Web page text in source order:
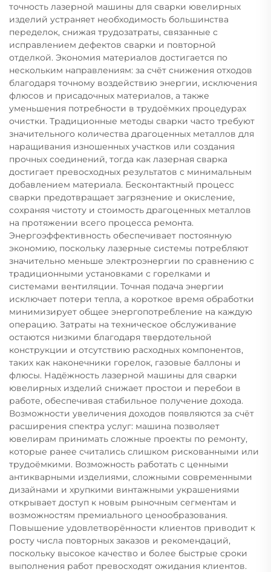
точность лазерной машины для сварки ювелирных
изделий устраняет необходимость большинства
переделок, снижая трудозатраты, связанные с
исправлением дефектов сварки и повторной
отделкой. Экономия материалов достигается по
нескольким направлениям: за счёт снижения отходов
благодаря точному воздействию энергии, исключения
флюсов и присадочных материалов, а также
уменьшения потребности в трудоёмких процедурах
очистки. Традиционные методы сварки часто требуют
значительного количества драгоценных металлов для
наращивания изношенных участков или создания
прочных соединений, тогда как лазерная сварка
достигает превосходных результатов с минимальным
добавлением материала. Бесконтактный процесс
сварки предотвращает загрязнение и окисление,
сохраняя чистоту и стоимость драгоценных металлов
на протяжении всего процесса ремонта.
Энергоэффективность обеспечивает постоянную
экономию, поскольку лазерные системы потребляют
значительно меньше электроэнергии по сравнению с
традиционными установками с горелками и
системами вентиляции. Точная подача энергии
исключает потери тепла, а короткое время обработки
минимизирует общее энергопотребление на каждую
операцию. Затраты на техническое обслуживание
остаются низкими благодаря твердотельной
конструкции и отсутствию расходных компонентов,
таких как наконечники горелок, газовые баллоны и
флюсы. Надёжность лазерной машины для сварки
ювелирных изделий снижает простои и перебои в
работе, обеспечивая стабильное получение дохода.
Возможности увеличения доходов появляются за счёт
расширения спектра услуг: машина позволяет
ювелирам принимать сложные проекты по ремонту,
которые ранее считались слишком рискованными или
трудоёмкими. Возможность работать с ценными
антикварными изделиями, сложными современными
дизайнами и хрупкими винтажными украшениями
открывает доступ к новым рыночным сегментам и
возможностям премиального ценообразования.
Повышение удовлетворённости клиентов приводит к
росту числа повторных заказов и рекомендаций,
поскольку высокое качество и более быстрые сроки
выполнения работ превосходят ожидания клиентов.